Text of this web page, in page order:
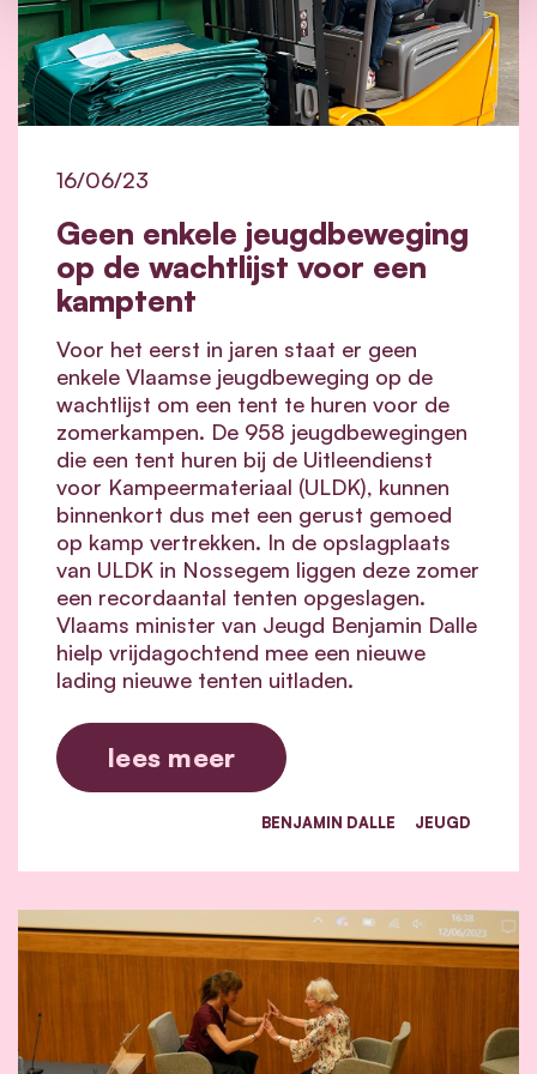
Geen enkele jeugdbeweging
op de wachtlijst voor een
kamptent
16/06/23
Voor het eerst in jaren staat er geen
enkele Vlaamse jeugdbeweging op de
wachtlijst om een tent te huren voor de
zomerkampen. De 958 jeugdbewegingen
die een tent huren bij de Uitleendienst
voor Kampeermateriaal (ULDK), kunnen
binnenkort dus met een gerust gemoed
op kamp vertrekken. In de opslagplaats
van ULDK in Nossegem liggen deze zomer
een recordaantal tenten opgeslagen.
Vlaams minister van Jeugd Benjamin Dalle
hielp vrijdagochtend mee een nieuwe
lading nieuwe tenten uitladen.
lees meer
BENJAMIN DALLE JEUGD